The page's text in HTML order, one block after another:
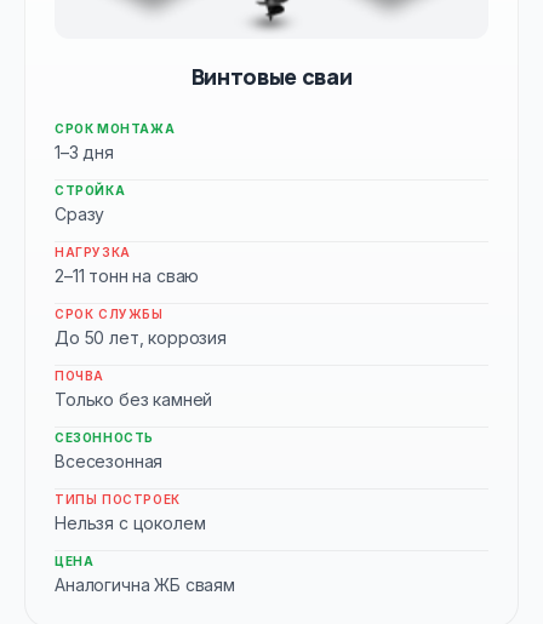
Винтовые сваи
СРОК МОНТАЖА
1–3 дня
СТРОЙКА
Сразу
НАГРУЗКА
2–11 тонн на сваю
СРОК СЛУЖБЫ
До 50 лет, коррозия
ПОЧВА
Только без камней
СЕЗОННОСТЬ
Всесезонная
ТИПЫ ПОСТРОЕК
Нельзя с цоколем
ЦЕНА
Аналогична ЖБ сваям